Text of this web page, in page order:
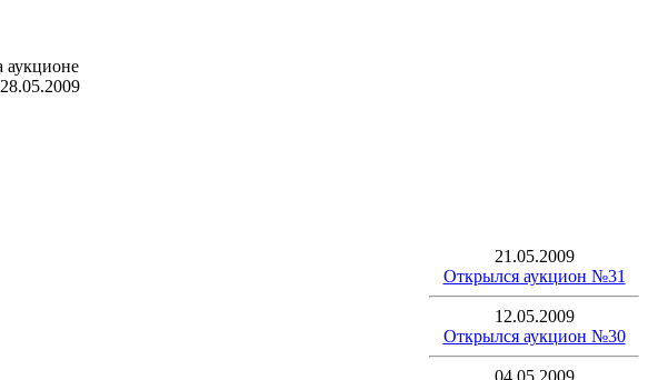
аукционе
21.05.2009
Открылся аукцион №31
12.05.2009
Открылся аукцион №30
04.05.2009